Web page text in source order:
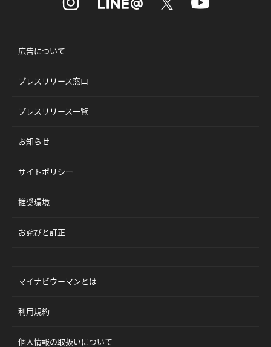
広告について
プレスリリース窓口
プレスリリース一覧
お知らせ
サイトポリシー
推奨環境
お詫びと訂正
マイナビウーマンとは
利用規約
個人情報の取扱いについて